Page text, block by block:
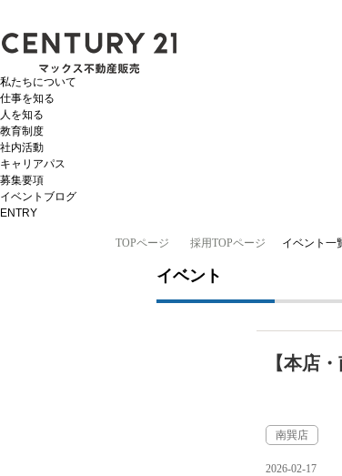
私たちについて
仕事を知る
人を知る
教育制度
社内活動
キャリアパス
募集要項
イベントブログ
ENTRY
TOPページ 採用TOPページ イベント一
イベント
【本店
南巽店
2026-02-17